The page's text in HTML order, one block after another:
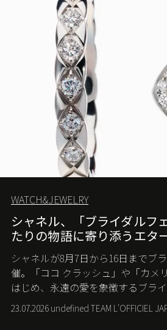
WATCH&JEWELRY
シャネル、「ブライダルフ
たりの物語に寄り添うエタ
シャネルが8月7日から16日までブ
催。「ココ クラッシュ」や「カメ
はじめ、永遠の愛を象徴するブラ
23.07.2026 undefined TEAM L'OFFICIEL